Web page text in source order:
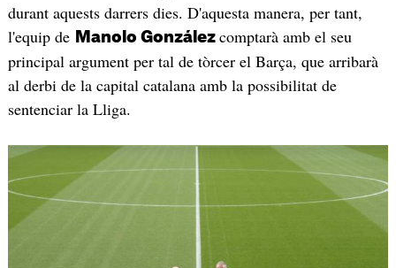
durant aquests darrers dies. D'aquesta manera, per tant,
l'equip de Manolo González comptarà amb el seu
principal argument per tal de tòrcer el Barça, que arribarà
al derbi de la capital catalana amb la possibilitat de
sentenciar la Lliga.